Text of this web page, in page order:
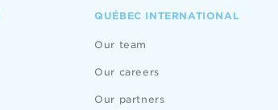
QUÉBEC INTERNATIONAL
Our team
Our careers
Our partners